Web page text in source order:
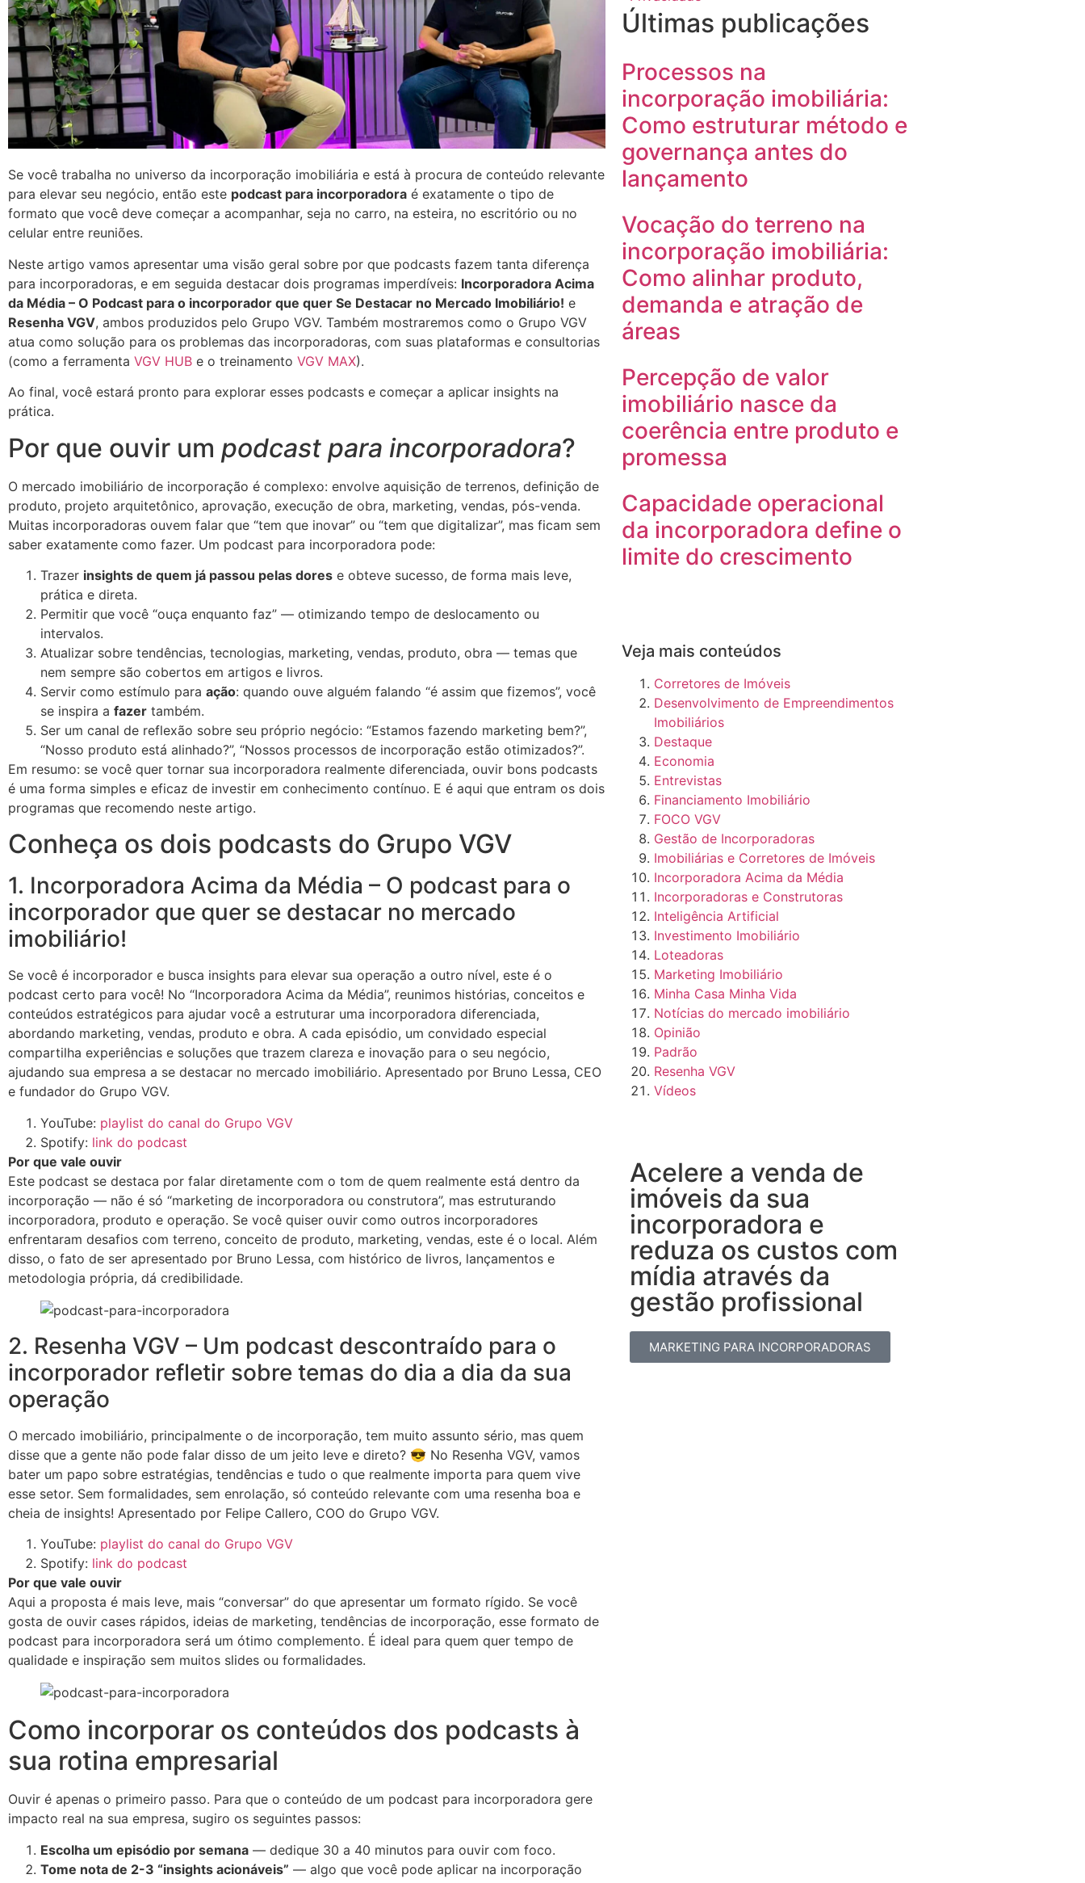
Se você trabalha no universo da incorporação imobiliária e está à procura de conteúdo relevante
para elevar seu negócio, então este podcast para incorporadora é exatamente o tipo de
formato que você deve começar a acompanhar, seja no carro, na esteira, no escritório ou no
celular entre reuniões.
Neste artigo vamos apresentar uma visão geral sobre por que podcasts fazem tanta diferença
para incorporadoras, e em seguida destacar dois programas imperdíveis: Incorporadora Acima
da Média – O Podcast para o incorporador que quer Se Destacar no Mercado Imobiliário! e
Resenha VGV, ambos produzidos pelo Grupo VGV. Também mostraremos como o Grupo VGV
atua como solução para os problemas das incorporadoras, com suas plataformas e consultorias
(como a ferramenta VGV HUB e o treinamento VGV MAX).
Ao final, você estará pronto para explorar esses podcasts e começar a aplicar insights na
prática.
Por que ouvir um podcast para incorporadora?
O mercado imobiliário de incorporação é complexo: envolve aquisição de terrenos, definição de
produto, projeto arquitetônico, aprovação, execução de obra, marketing, vendas, pós-venda.
Muitas incorporadoras ouvem falar que “tem que inovar” ou “tem que digitalizar”, mas ficam sem
saber exatamente como fazer. Um podcast para incorporadora pode:
Trazer insights de quem já passou pelas dores e obteve sucesso, de forma mais leve,
prática e direta.
Permitir que você “ouça enquanto faz” — otimizando tempo de deslocamento ou
intervalos.
Atualizar sobre tendências, tecnologias, marketing, vendas, produto, obra — temas que
nem sempre são cobertos em artigos e livros.
Servir como estímulo para ação: quando ouve alguém falando “é assim que fizemos”, você
se inspira a fazer também.
Ser um canal de reflexão sobre seu próprio negócio: “Estamos fazendo marketing bem?”,
“Nosso produto está alinhado?”, “Nossos processos de incorporação estão otimizados?”.
Em resumo: se você quer tornar sua incorporadora realmente diferenciada, ouvir bons podcasts
é uma forma simples e eficaz de investir em conhecimento contínuo. E é aqui que entram os dois
programas que recomendo neste artigo.
Conheça os dois podcasts do Grupo VGV
1. Incorporadora Acima da Média – O podcast para o
incorporador que quer se destacar no mercado
imobiliário!
Se você é incorporador e busca insights para elevar sua operação a outro nível, este é o
podcast certo para você! No “Incorporadora Acima da Média”, reunimos histórias, conceitos e
conteúdos estratégicos para ajudar você a estruturar uma incorporadora diferenciada,
abordando marketing, vendas, produto e obra. A cada episódio, um convidado especial
compartilha experiências e soluções que trazem clareza e inovação para o seu negócio,
ajudando sua empresa a se destacar no mercado imobiliário. Apresentado por Bruno Lessa, CEO
e fundador do Grupo VGV.
YouTube: playlist do canal do Grupo VGV
Spotify: link do podcast
Por que vale ouvir
Este podcast se destaca por falar diretamente com o tom de quem realmente está dentro da
incorporação — não é só “marketing de incorporadora ou construtora”, mas estruturando
incorporadora, produto e operação. Se você quiser ouvir como outros incorporadores
enfrentaram desafios com terreno, conceito de produto, marketing, vendas, este é o local. Além
disso, o fato de ser apresentado por Bruno Lessa, com histórico de livros, lançamentos e
metodologia própria, dá credibilidade.
2. Resenha VGV – Um podcast descontraído para o
incorporador refletir sobre temas do dia a dia da sua
operação
O mercado imobiliário, principalmente o de incorporação, tem muito assunto sério, mas quem
disse que a gente não pode falar disso de um jeito leve e direto? 😎 No Resenha VGV, vamos
bater um papo sobre estratégias, tendências e tudo o que realmente importa para quem vive
esse setor. Sem formalidades, sem enrolação, só conteúdo relevante com uma resenha boa e
cheia de insights! Apresentado por Felipe Callero, COO do Grupo VGV.
YouTube: playlist do canal do Grupo VGV
Spotify: link do podcast
Por que vale ouvir
Aqui a proposta é mais leve, mais “conversar” do que apresentar um formato rígido. Se você
gosta de ouvir cases rápidos, ideias de marketing, tendências de incorporação, esse formato de
podcast para incorporadora será um ótimo complemento. É ideal para quem quer tempo de
qualidade e inspiração sem muitos slides ou formalidades.
Como incorporar os conteúdos dos podcasts à
sua rotina empresarial
Ouvir é apenas o primeiro passo. Para que o conteúdo de um podcast para incorporadora gere
impacto real na sua empresa, sugiro os seguintes passos:
Escolha um episódio por semana — dedique 30 a 40 minutos para ouvir com foco.
Tome nota de 2-3 “insights acionáveis” — algo que você pode aplicar na incorporação
Últimas publicações
Processos na
incorporação imobiliária:
Como estruturar método e
governança antes do
lançamento
Vocação do terreno na
incorporação imobiliária:
Como alinhar produto,
demanda e atração de
áreas
Percepção de valor
imobiliário nasce da
coerência entre produto e
promessa
Capacidade operacional
da incorporadora define o
limite do crescimento
Veja mais conteúdos
Corretores de Imóveis
Desenvolvimento de Empreendimentos
Imobiliários
Destaque
Economia
Entrevistas
Financiamento Imobiliário
FOCO VGV
Gestão de Incorporadoras
Imobiliárias e Corretores de Imóveis
Incorporadora Acima da Média
Incorporadoras e Construtoras
Inteligência Artificial
Investimento Imobiliário
Loteadoras
Marketing Imobiliário
Minha Casa Minha Vida
Notícias do mercado imobiliário
Opinião
Padrão
Resenha VGV
Vídeos
Acelere a venda de
imóveis da sua
incorporadora e
reduza os custos com
mídia através da
gestão profissional​
MARKETING PARA INCORPORADORAS